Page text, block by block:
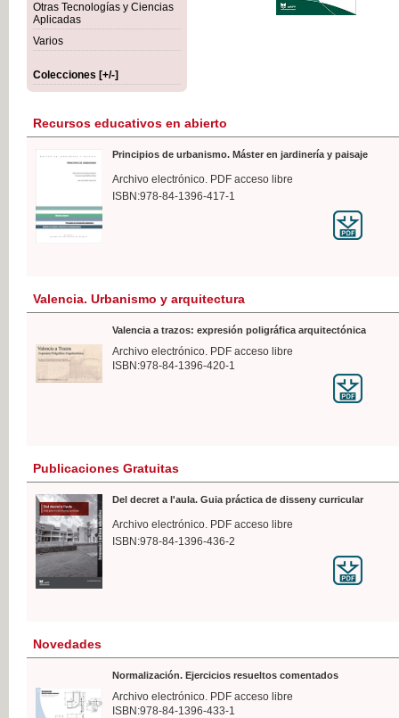
Otras Tecnologías y Ciencias
Aplicadas
Varios
Colecciones [+/-]
Recursos educativos en abierto
Principios de urbanismo. Máster en jardinería y paisaje
Archivo electrónico. PDF acceso libre
ISBN:978-84-1396-417-1
Valencia. Urbanismo y arquitectura
Valencia a trazos: expresión poligráfica arquitectónica
Archivo electrónico. PDF acceso libre
ISBN:978-84-1396-420-1
Publicaciones Gratuitas
Del decret a l'aula. Guia práctica de disseny curricular
Archivo electrónico. PDF acceso libre
ISBN:978-84-1396-436-2
Novedades
Normalización. Ejercicios resueltos comentados
Archivo electrónico. PDF acceso libre
ISBN:978-84-1396-433-1